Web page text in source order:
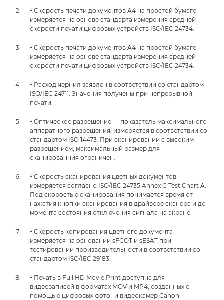
¹ Скорость печати документов A4 на простой бумаге
измеряется на основе стандарта измерения средней
скорости печати цифровых устройств ISO/IEC 24734.
¹ Скорость печати документов A4 на простой бумаге
измеряется на основе стандарта измерения средней
скорости печати цифровых устройств ISO/IEC 24734.
¹ Расход чернил заявлен в соответствии со стандартом
ISO/IEC 24711. Значения получены при непрерывной
печати.
¹ Оптическое разрешение — показатель максимального
аппаратного разрешения, измеряется в соответствии со
стандартом ISO 14473. При сканировании с высоким
разрешением, максимальный размер для
сканированния ограничен.
¹ Скорость сканирования цветных документов
измеряется согласно ISO/IEC 24735 Annex C Test Chart A.
Под скоростью сканирования понимается время от
нажатия кнопки сканирования в драйвере сканера и до
момента состояния отключения сигнала на экране.
¹ Скорость копирования цветного документа
измеряется на основании sFCOT и sESAT при
тестировании производительности в соответствии со
стандартом ISO/IEC 29183.
¹ Печать в Full HD Movie Print доступна для
видеозаписей в форматах MOV и MP4, созданных с
помощью цифровых фото- и видеокамер Canon.